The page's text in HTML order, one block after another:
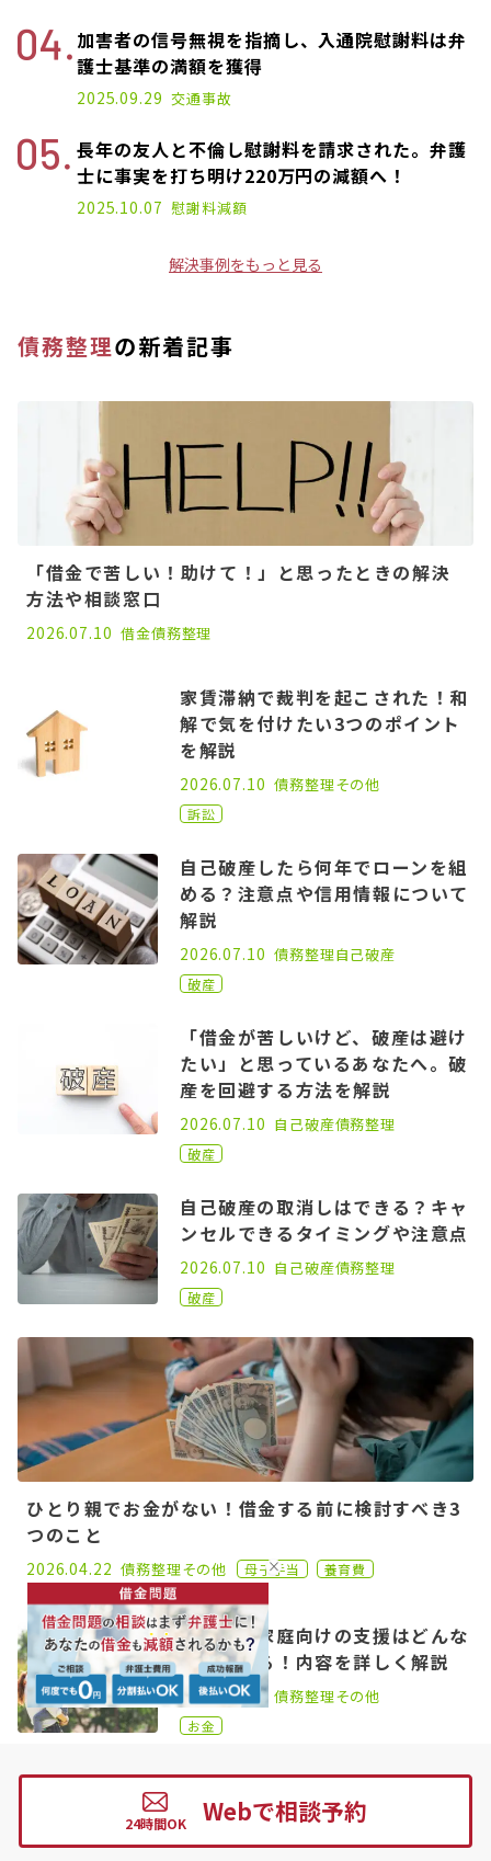
Webで相談予約
加害者の信号無視を指摘し、入通院慰謝料は弁
護士基準の満額を獲得
2025.09.29 交通事故
長年の友人と不倫し慰謝料を請求された。弁護
士に事実を打ち明け220万円の減額へ！
2025.10.07 慰謝料減額
解決事例をもっと見る
債務整理の新着記事
「借金で苦しい！助けて！」と思ったときの解決
方法や相談窓口
2022.09.21
2026.07.10 借金債務整理
家賃滞納で裁判を起こされた！和
解で気を付けたい3つのポイント
を解説
2021.09.09
2026.07.10 債務整理その他
訴訟
自己破産したら何年でローンを組
める？注意点や信用情報について
解説
2021.03.31
2026.07.10 債務整理自己破産
破産
「借金が苦しいけど、破産は避け
たい」と思っているあなたへ。破
産を回避する方法を解説
2022.09.07
2026.07.10 自己破産債務整理
破産
自己破産の取消しはできる？キャ
ンセルできるタイミングや注意点
2021.03.31
2026.07.10 自己破産債務整理
破産
ひとり親でお金がない！借金する前に検討すべき3
つのこと
2023.05.15
2026.04.22 債務整理その他 母子手当 養育費
ひとり親家庭向けの支援はどんな
ものがある！内容を詳しく解説
2023.06.21
2026.04.22 債務整理その他
お金
給料の差し押さえは減額できる？
借金・養育費・税金の原因別減額
方法